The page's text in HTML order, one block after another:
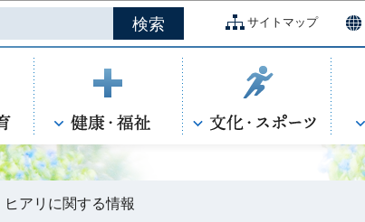
このページの本文へ移動
サイトマップ
ヒアリに関する情報